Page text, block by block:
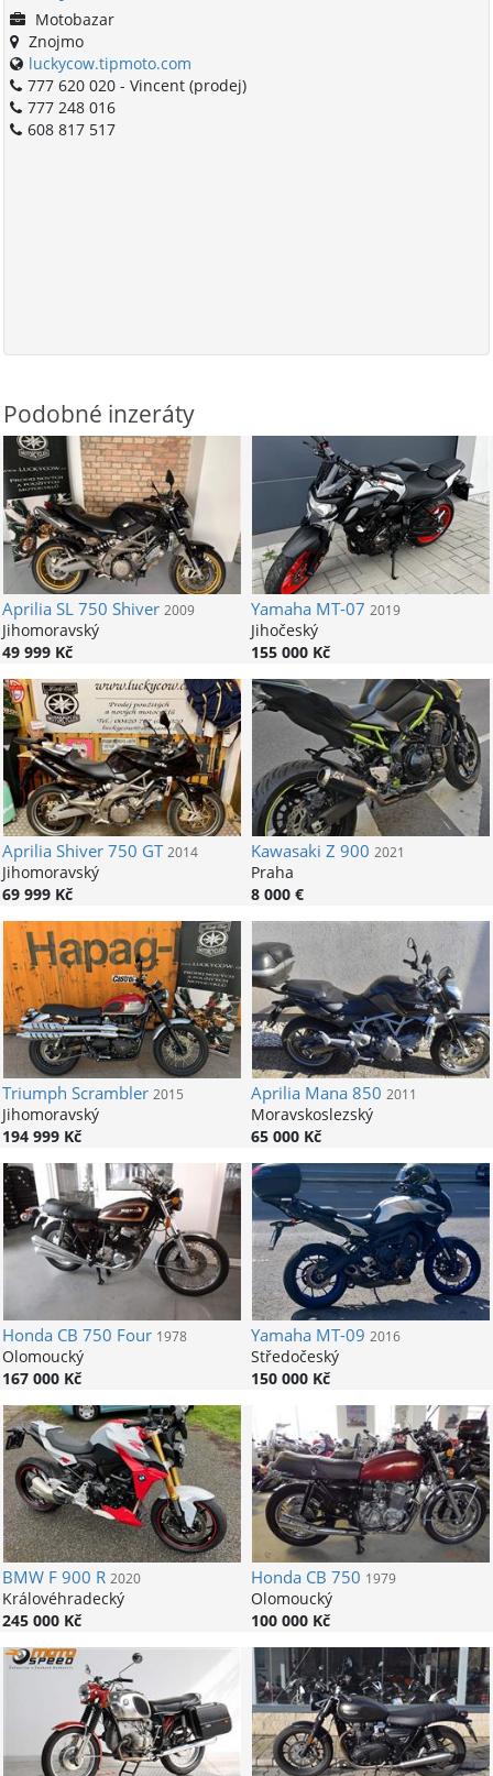
Motobazar
Znojmo
luckycow.tipmoto.com
777 620 020 - Vincent (prodej)
777 248 016
608 817 517
Podobné inzeráty
ApriliaSL 750 Shiver 2009
Jihomoravský
49 999 Kč
YamahaMT-07 2019
Jihočeský
155 000 Kč
ApriliaShiver 750 GT 2014
Jihomoravský
69 999 Kč
Kawasaki Z 900 2021
Praha
8 000 €
Triumph Scrambler 2015
Jihomoravský
194 999 Kč
ApriliaMana 850 2011
Moravskoslezský
65 000 Kč
HondaCB 750 Four 1978
Olomoucký
167 000 Kč
YamahaMT-09 2016
Středočeský
150 000 Kč
BMWF 900 R 2020
Královéhradecký
245 000 Kč
HondaCB 750 1979
Olomoucký
100 000 Kč